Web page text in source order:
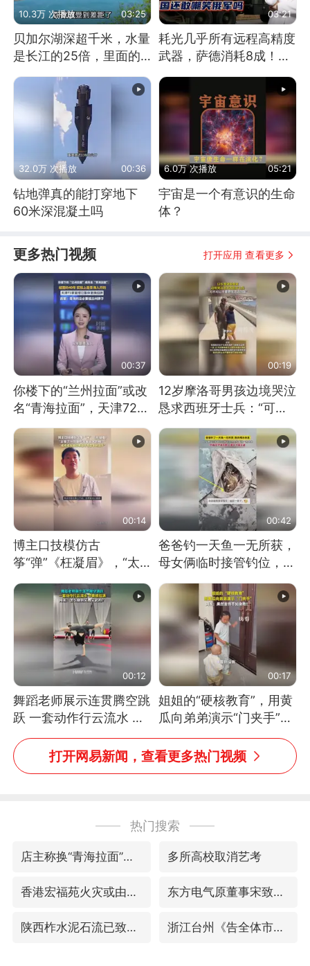
10.3万 次播放 03:25
贝加尔湖深超千米，水量
是长江的25倍，里面的
03:21
耗光几乎所有远程高精度
武器，萨德消耗8成！美
32.0万 次播放 00:36
钻地弹真的能打穿地下
60米深混凝土吗
6.0万 次播放 05:21
宇宙是一个有意识的生命
体？
更多热门视频 打开应用 查看更多
00:37
你楼下的“兰州拉面”或改
名“青海拉面”，天津72家
面馆已集体更换招牌
00:19
12岁摩洛哥男孩边境哭泣
恳求西班牙士兵：“可不
可以不要把我遣返回国”
00:14
博主口技模仿古
筝“弹”《枉凝眉》，“太
像了～你是吃古筝长大的
吗？”“或将成为首位考级
不带古筝的选手。”（来
源：新华每日电讯）
00:42
爸爸钓一天鱼一无所获，
母女俩临时接管钓位，用
玩具鱼竿钓上大鱼
00:12
舞蹈老师展示连贯腾空跳
跃 一套动作行云流水 节
奏感拉满 网友：怎么做
到又舞又武的？
00:17
姐姐的“硬核教育”，用黄
瓜向弟弟演示“门夹手”，
网友：果然言传不如身
教！
打开网易新闻，查看更多热门视频
热门搜索
店主称换“青海拉面”招牌后生意更好 多所高校取消艺考
香港宏福苑火灾或由烟头引起 东方电气原董事宋致远被查
陕西柞水泥石流已致2死 仍有1人失联 浙江台州《告全体市民书》